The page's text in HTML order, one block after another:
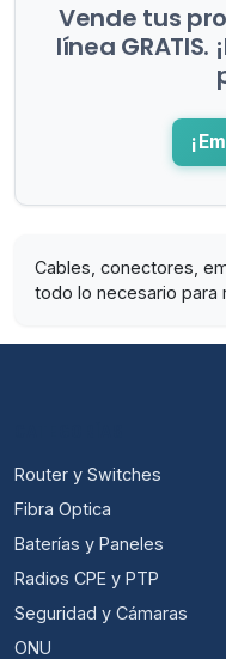
Vende tus
línea GRATIS.
Cables, conectores,
todo lo necesario para
Router y Switches
Fibra Optica
Baterías y Paneles
Radios CPE y PTP
Seguridad y Cámaras
ONU